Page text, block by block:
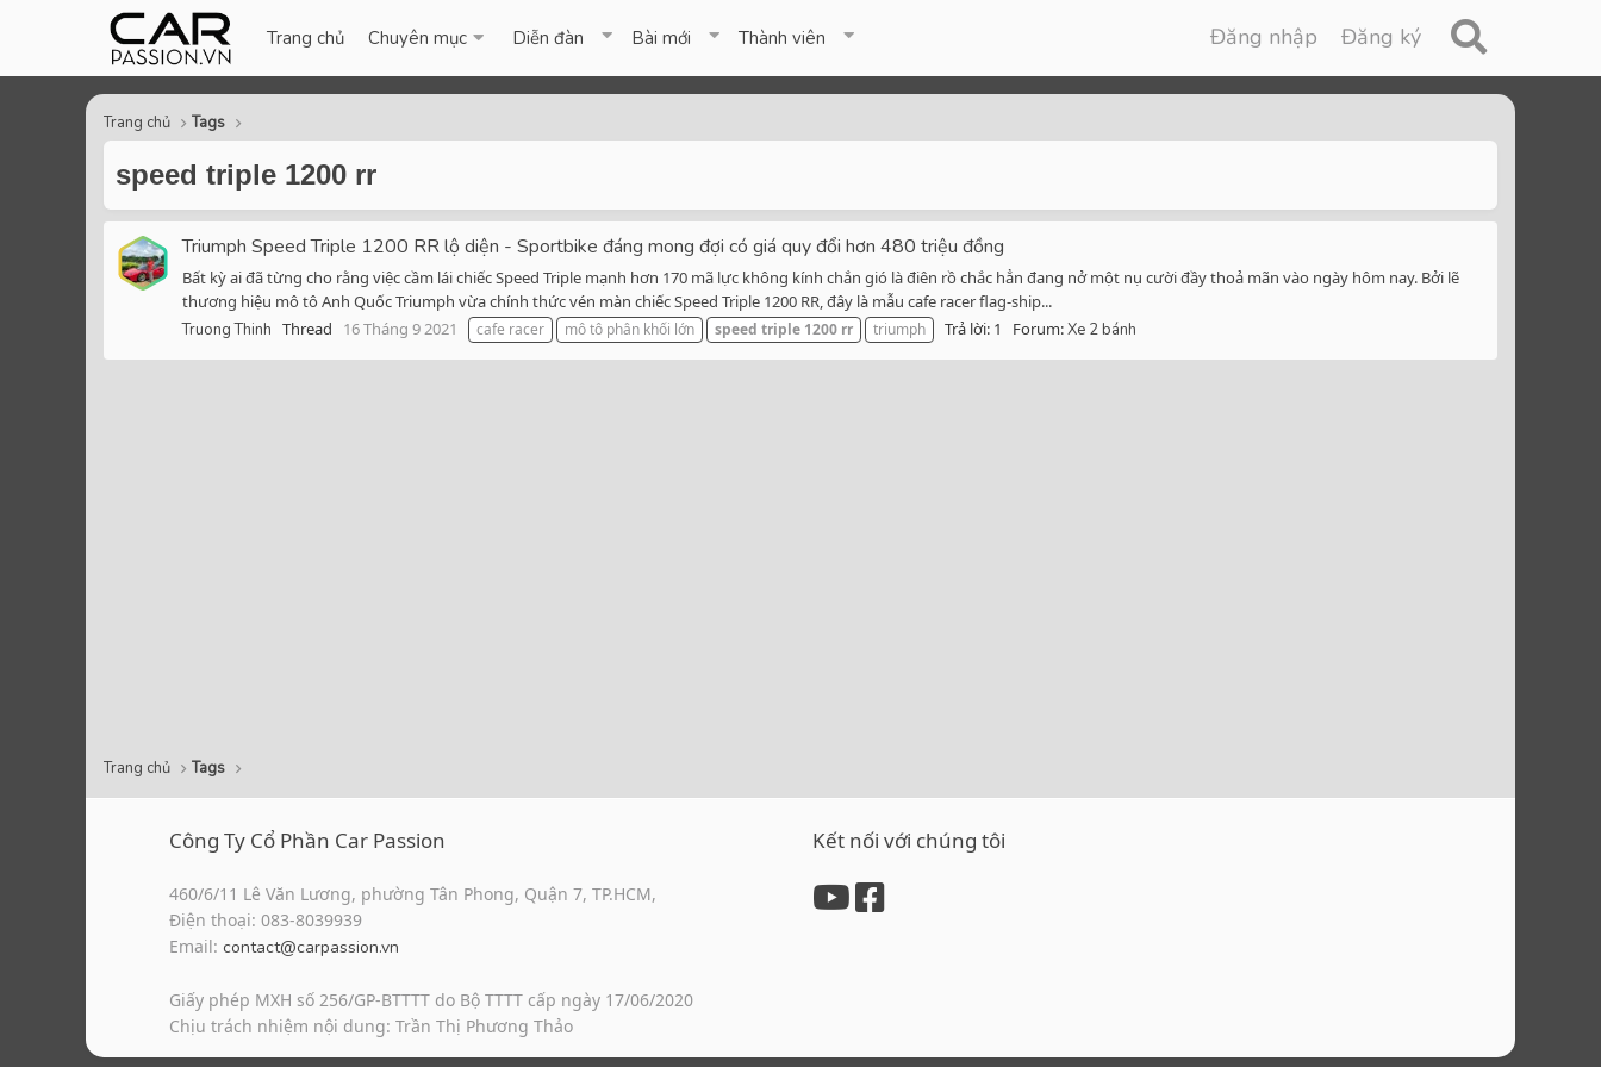
Trang chủ Chuyên mục Diễn đàn Bài mới Thành viên Đăng nhập Đăng ký
Trang chủ Tags
speed triple 1200 rr
Triumph Speed Triple 1200 RR lộ diện - Sportbike đáng mong đợi có giá quy đổi hơn 480 triệu đồng
Bất kỳ ai đã từng cho rằng việc cầm lái chiếc Speed Triple mạnh hơn 170 mã lực không kính chắn gió là điên rồ chắc hẳn đang nở một nụ cười đầy thoả mãn vào ngày hôm nay. Bởi lẽ
thương hiệu mô tô Anh Quốc Triumph vừa chính thức vén màn chiếc Speed Triple 1200 RR, đây là mẫu cafe racer flag-ship...
Truong Thinh Thread 16 Tháng 9 2021 cafe racer mô tô phân khối lớn speed triple 1200 rr triumph Trả lời: 1 Forum:Xe 2 bánh
Trang chủ Tags
Công Ty Cổ Phần Car Passion
460/6/11 Lê Văn Lương, phường Tân Phong, Quận 7, TP.HCM,
Điện thoại: 083-8039939
Email: contact@carpassion.vn
Giấy phép MXH số 256/GP-BTTTT do Bộ TTTT cấp ngày 17/06/2020
Chịu trách nhiệm nội dung: Trần Thị Phương Thảo
Kết nối với chúng tôi